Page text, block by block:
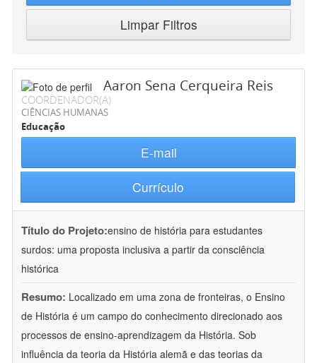
Limpar Filtros
Aaron Sena Cerqueira Reis
COORDENADOR(A)
CIÊNCIAS HUMANAS
Educação
E-mail
Currículo
Título do Projeto:ensino de história para estudantes
surdos: uma proposta inclusiva a partir da consciência
histórica
Resumo: Localizado em uma zona de fronteiras, o Ensino
de História é um campo do conhecimento direcionado aos
processos de ensino-aprendizagem da História. Sob
influência da teoria da História alemã e das teorias da